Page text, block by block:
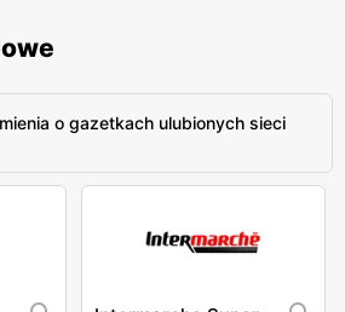
o gazetkach ulubionych sieci